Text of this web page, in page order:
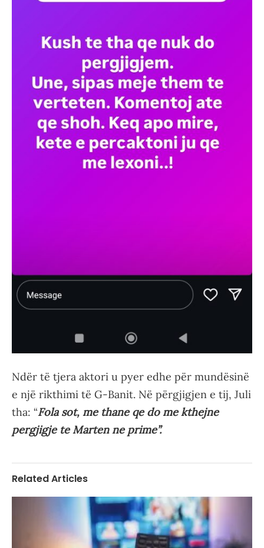
Ndër të tjera aktori u pyer edhe për mundësinë
e një rikthimi të G-Banit. Në përgjigjen e tij, Juli
tha: “Fola sot, me thane qe do me kthejne
pergjigje te Marten ne prime”.
Related Articles